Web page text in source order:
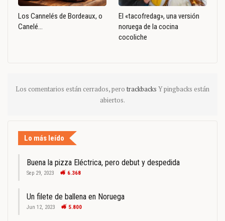
Los Cannelés de Bordeaux, o
Canelé…
El «tacofredag», una versión
noruega de la cocina
cocoliche
Los comentarios están cerrados, pero trackbacks Y pingbacks están
abiertos.
Lo más leído
Buena la pizza Eléctrica, pero debut y despedida
Sep 29, 2023 6.368
Un filete de ballena en Noruega
Jun 12, 2023 5.800